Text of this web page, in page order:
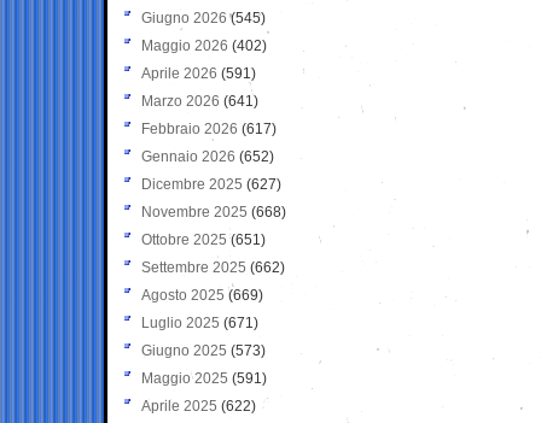
Giugno 2026 (545)
Maggio 2026 (402)
Aprile 2026 (591)
Marzo 2026 (641)
Febbraio 2026 (617)
Gennaio 2026 (652)
Dicembre 2025 (627)
Novembre 2025 (668)
Ottobre 2025 (651)
Settembre 2025 (662)
Agosto 2025 (669)
Luglio 2025 (671)
Giugno 2025 (573)
Maggio 2025 (591)
Aprile 2025 (622)